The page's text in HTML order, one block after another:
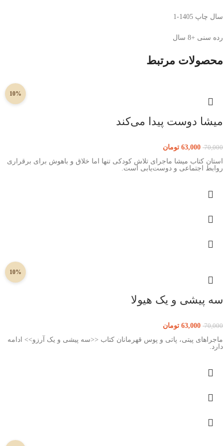
سال چاپ 1405-1
رده سنی +8 سال
محصولات مرتبط
10%
میشا دوست پیدا می‌کند
70,000
63,000 تومان
استان کتاب میشا ماجرای تلاش کودکی تنها اما خلاق و باهوش برای برقراری
روابط اجتماعی و دوست‌یابی است.
10%
سه پیشی و یک هیولا
70,000
63,000 تومان
ماجراهای پیتی، پاتی و پوس قهرمانان کتاب <<سه پیشی و یک آرزو>> ادامه
دارد.